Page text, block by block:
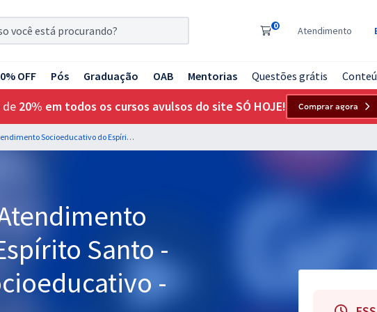
0 Atendimento
OFF Pós Graduação OAB Mentorias Questões grátis
de 20% em todos os cursos avulsos do site SÓ HOJE! Comprar agora
IASES - Instituto de Atendimento Socioeducativo do Espírito Santo - Técnico Superior Socioeducativo - Psicologia
Santo -
-